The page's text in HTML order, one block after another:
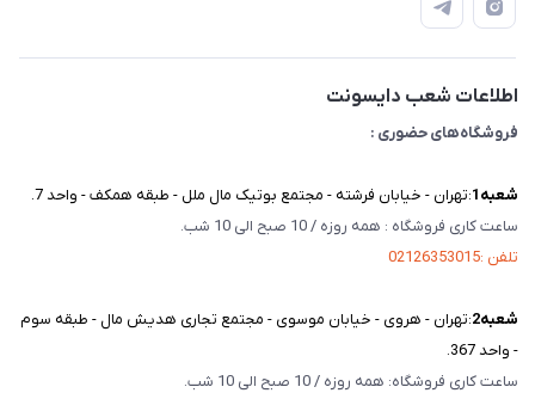
درباره ما
تماس با ما
اطلاعات شعب دایسونت
فروشگاه‌های حضوری :
شعبه‌1 :تهران - خیابان فرشته - مجتمع بوتیک مال ملل - طبقه همکف - واحد 7.
ساعت کاری فروشگاه : همه روزه / 10 صبح الی 10 شب.
تلفن :02126353015
شعبه‌2 :تهران - هروی - خیابان موسوی - مجتمع تجاری هدیش مال - طبقه سوم
- واحد 367.
ساعت کاری فروشگاه: همه روزه / 10 صبح الی 10 شب.